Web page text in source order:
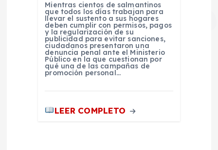
Mientras cientos de salmantinos
que todos los días trabajan para
llevar el sustento a sus hogares
deben cumplir con permisos, pagos
y la regularización de su
publicidad para evitar sanciones,
ciudadanos presentaron una
denuncia penal ante el Ministerio
Público en la que cuestionan por
qué una de las campañas de
promoción personal…
LEER COMPLETO